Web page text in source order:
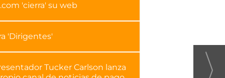
'cierra' su web
'Dirigentes'
Tucker Carlson lanza